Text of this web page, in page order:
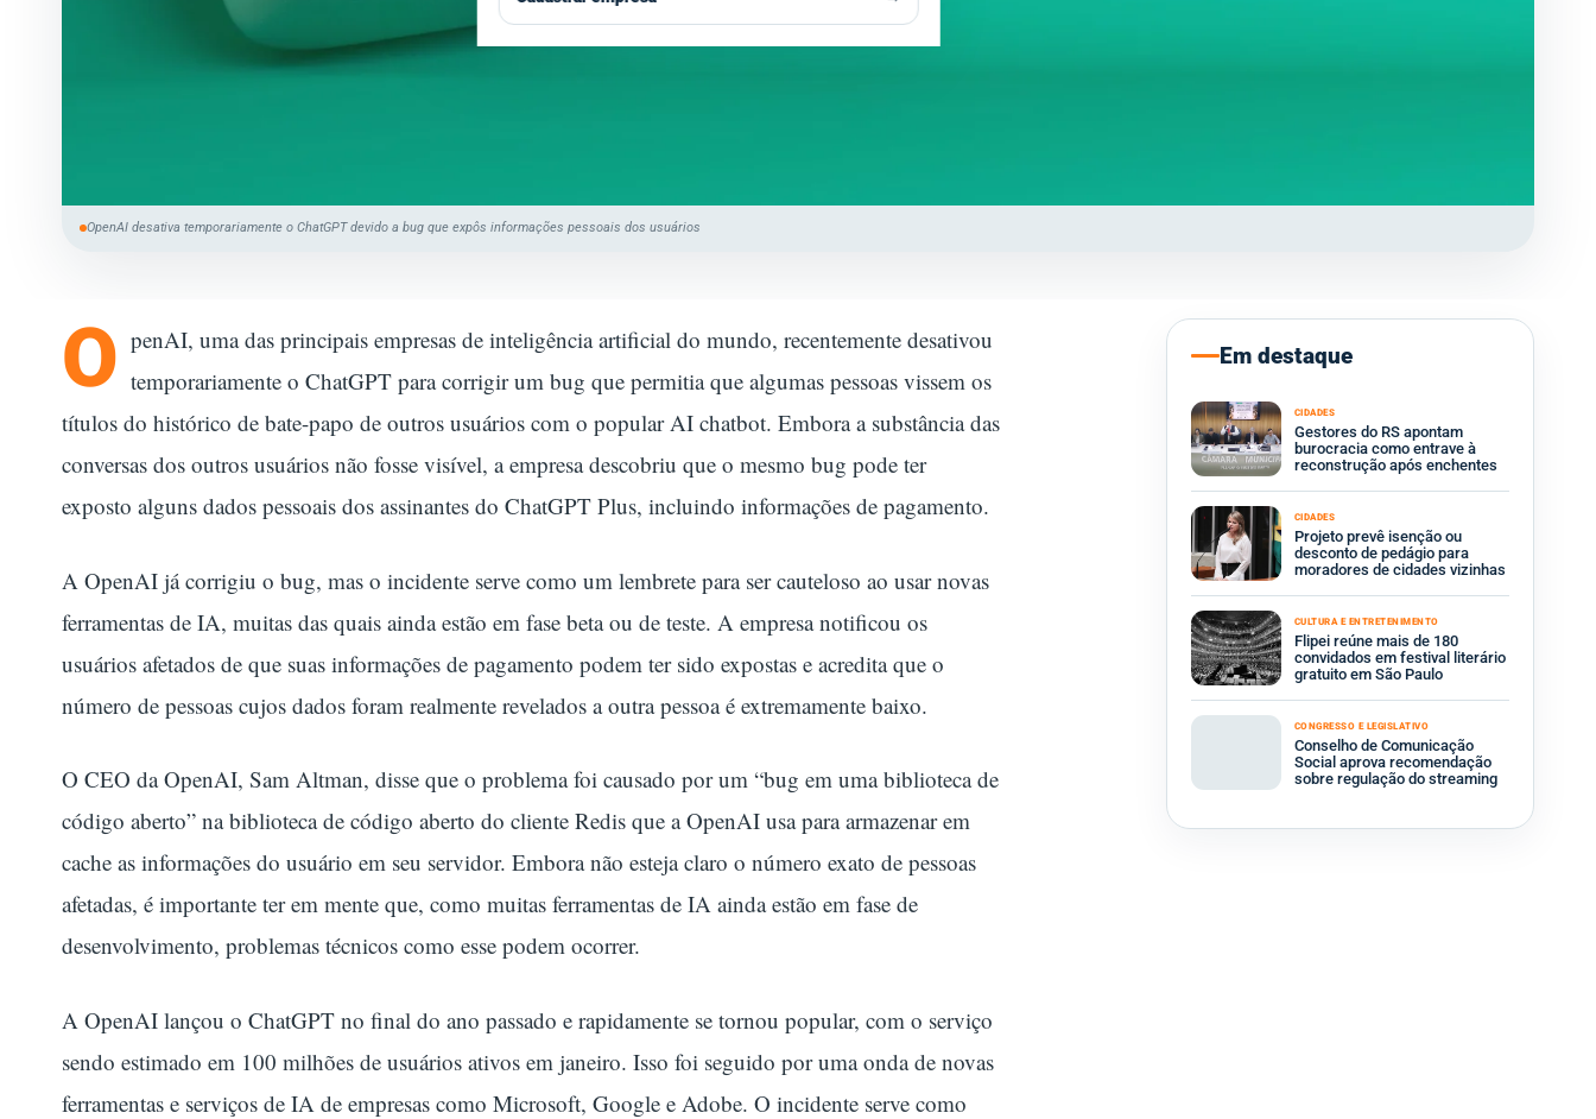
Astrologia →
OpenAI desativa temporariamente o ChatGPT devido a bug que expôs informações pessoais dos usuários
O penAI, uma das principais empresas de inteligência artificial do mundo, recentemente desativou
temporariamente o ChatGPT para corrigir um bug que permitia que algumas pessoas vissem os
títulos do histórico de bate-papo de outros usuários com o popular AI chatbot. Embora a substância das
conversas dos outros usuários não fosse visível, a empresa descobriu que o mesmo bug pode ter
exposto alguns dados pessoais dos assinantes do ChatGPT Plus, incluindo informações de pagamento.
A OpenAI já corrigiu o bug, mas o incidente serve como um lembrete para ser cauteloso ao usar novas
ferramentas de IA, muitas das quais ainda estão em fase beta ou de teste. A empresa notificou os
usuários afetados de que suas informações de pagamento podem ter sido expostas e acredita que o
número de pessoas cujos dados foram realmente revelados a outra pessoa é extremamente baixo.
O CEO da OpenAI, Sam Altman, disse que o problema foi causado por um “bug em uma biblioteca de
código aberto” na biblioteca de código aberto do cliente Redis que a OpenAI usa para armazenar em
cache as informações do usuário em seu servidor. Embora não esteja claro o número exato de pessoas
afetadas, é importante ter em mente que, como muitas ferramentas de IA ainda estão em fase de
desenvolvimento, problemas técnicos como esse podem ocorrer.
A OpenAI lançou o ChatGPT no final do ano passado e rapidamente se tornou popular, com o serviço
sendo estimado em 100 milhões de usuários ativos em janeiro. Isso foi seguido por uma onda de novas
ferramentas e serviços de IA de empresas como Microsoft, Google e Adobe. O incidente serve como
Em destaque
CIDADES
Gestores do RS apontam
burocracia como entrave à
reconstrução após enchentes
CIDADES
Projeto prevê isenção ou
desconto de pedágio para
moradores de cidades vizinhas
CULTURA E ENTRETENIMENTO
Flipei reúne mais de 180
convidados em festival literário
gratuito em São Paulo
CONGRESSO E LEGISLATIVO
Conselho de Comunicação
Social aprova recomendação
sobre regulação do streaming